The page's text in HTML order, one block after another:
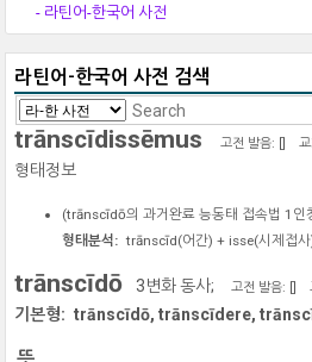
- 라틴어-한국어 사전
라틴어-한국어 사전 검색
trānscīdissēmus 고전 발음: []
형태정보
(trānscīdō의 과거완료 능동태 접속법 1인
형태분석: trānscīd(어간) + isse(시제접
trānscīdō 3변화 동사; 고전 발음: []
기본형: trānscīdō, trānscīdere,